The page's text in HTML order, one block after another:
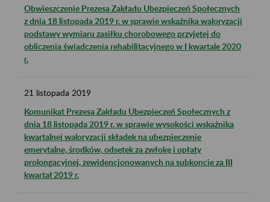
Obwieszczenie Prezesa Zakładu Ubezpieczeń Społecznych
z dnia 18 listopada 2019 r. w sprawie wskaźnika waloryzacji
podstawy wymiaru zasiłku chorobowego przyjętej do
obliczenia świadczenia rehabilitacyjnego w I kwartale 2020
r.
21 listopada 2019
Komunikat Prezesa Zakładu Ubezpieczeń Społecznych z
dnia 18 listopada 2019 r. w sprawie wysokości wskaźnika
kwartalnej waloryzacji składek na ubezpieczenie
emerytalne, środków, odsetek za zwłokę i opłaty
prolongacyjnej, zewidencjonowanych na subkoncie za III
kwartał 2019 r.